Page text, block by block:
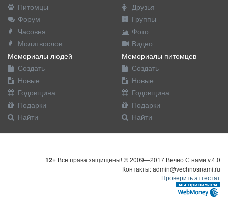
Питомцы
Форум
Часовня
Молитвослов
Друзья
Группы
Фото
Видео
Мемориалы людей
Создать
Новые
Годовщина
Подарки
Найти
Мемориалы питомцев
Создать
Новые
Годовщина
Подарки
Найти
12+ Все права защищены! © 2009—2017 Вечно С нами v.4.0
Контакты: admin@vechnosnami.ru
Проверить аттестат